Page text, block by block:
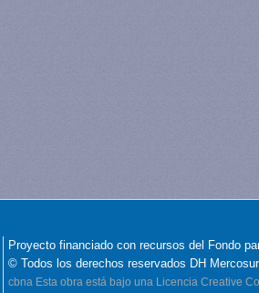
Proyecto financiado con recursos del Fondo
© Todos los derechos reservados DH Mercosur
cbna Esta obra está bajo una Licencia Creative